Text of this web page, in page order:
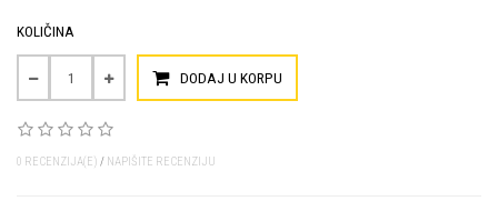
KOLIČINA
DODAJ U KORPU
0 RECENZIJA(E) / NAPIŠITE RECENZIJU